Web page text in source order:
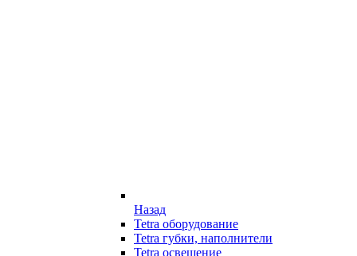
Назад
Tetra оборудование
Tetra губки, наполнители
Tetra освещение